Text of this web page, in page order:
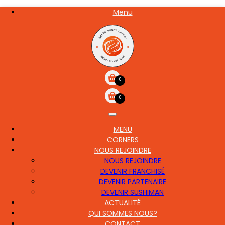
Aller
Menu
0
0
MAIN
MENU
CORNERS
NOUS REJOINDRE
NOUS REJOINDRE
DEVENIR FRANCHISÉ
DEVENIR PARTENAIRE
DEVENIR SUSHIMAN
ACTUALITÉ
QUI SOMMES NOUS?